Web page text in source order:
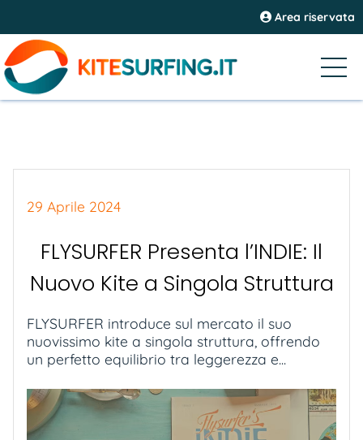
Area riservata
29 Aprile 2024
FLYSURFER Presenta l’INDIE: Il
Nuovo Kite a Singola Struttura
FLYSURFER introduce sul mercato il suo
nuovissimo kite a singola struttura, offrendo
un perfetto equilibrio tra leggerezza e...